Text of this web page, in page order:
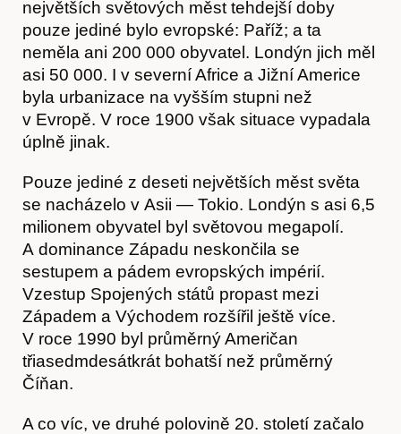
O nás
největších světových měst tehdejší doby
pouze jediné bylo evropské: Paříž; a ta
neměla ani 200 000 obyvatel. Londýn jich měl
asi 50 000. I v severní Africe a Jižní Americe
byla urbanizace na vyšším stupni než
v Evropě. V roce 1900 však situace vypadala
úplně jinak.
Pouze jediné z deseti největších měst světa
se nacházelo v Asii — Tokio. Londýn s asi 6,5
milionem obyvatel byl světovou megapolí.
A dominance Západu neskončila se
sestupem a pádem evropských impérií.
Vzestup Spojených států propast mezi
Západem a Východem rozšířil ještě více.
V roce 1990 byl průměrný Američan
třiasedmdesátkrát bohatší než průměrný
Číňan.
A co víc, ve druhé polovině 20. století začalo